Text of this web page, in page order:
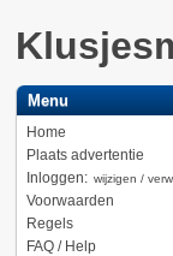
Menu
Home
Plaats advertentie
Inloggen: wijzigen /
Voorwaarden
Regels
FAQ / Help